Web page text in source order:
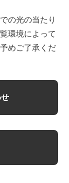
の光の当たり
環境によって
めご了承くだ